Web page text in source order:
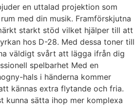
en uttalad projektion som
med din musik. Framförskjutna
starkt stöd vilket hjälper till att
hos D-28. Med dessa toner till
väldigt svårt att lägga ifrån dig
spelbarhet Med en
hals i händerna kommer
kännas extra flytande och fria.
kunna sätta ihop mer komplexa